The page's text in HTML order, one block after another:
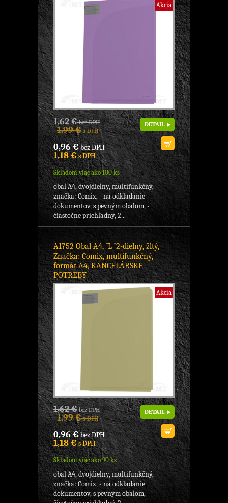
Akcia
1,62 €bez DPH
1,99 €s DPH
0,96 €bez DPH
1,18 €s DPH
Skladom viac ako 100 ks
DETAIL
obal A4, dvojdielny, multifunkčný,
značka: Comix, - na odkladanie
dokumentov, s pevným obalom, -
čiastočne priehľadný, 2...
A1752 Obal A4, ´´L ´´2-dielny, žltý,
Značka: Comix, multifunkčný,
formát A4, KANCELÁRSKE
POTREBY
Akcia
1,62 €bez DPH
1,99 €s DPH
0,96 €bez DPH
1,18 €s DPH
Skladom viac ako 90 ks
DETAIL
obal A4, dvojdielny, multifunkčný,
značka: Comix, - na odkladanie
dokumentov, s pevným obalom, -